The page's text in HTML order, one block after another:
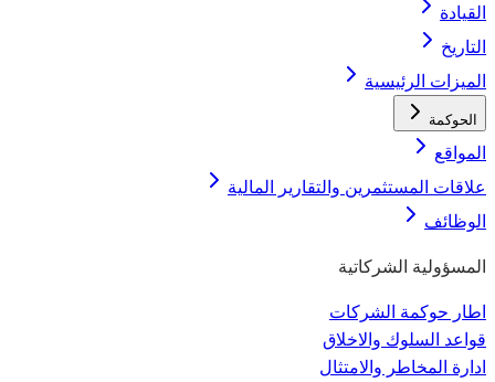
القيادة
التاريخ
الميزات الرئيسية
الحوكمة
المواقع
علاقات المستثمرين والتقارير المالية
الوظائف
المسؤولية الشركاتية
اطار حوكمة الشركات
قواعد السلوك والاخلاق
ادارة المخاطر والامتثال